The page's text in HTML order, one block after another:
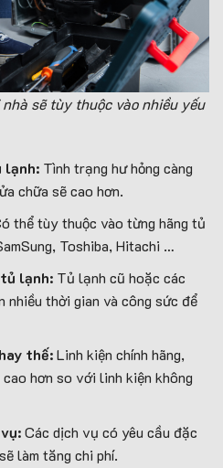
sẽ tùy thuộc vào nhiều yếu
lạnh:Tình trạng hư hỏng càng
chữa sẽ cao hơn.
thể tùy thuộc vào từng hãng tủ
Toshiba, Hitachi …
lạnh: Tủ lạnh cũ hoặc các
nhiều thời gian và công sức để
thế:Linh kiện chính hãng,
hơn so với linh kiện không
Các dịch vụ có yêu cầu đặc
làm tăng chi phí.